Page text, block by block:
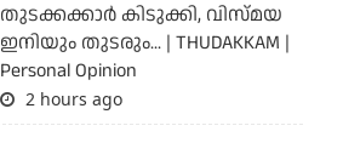
തുടക്കക്കാര്‍ കിടുക്കി, വിസ്മയ
ഇനിയും തുടരും... | THUDAKKAM |
Personal Opinion
2 hours ago